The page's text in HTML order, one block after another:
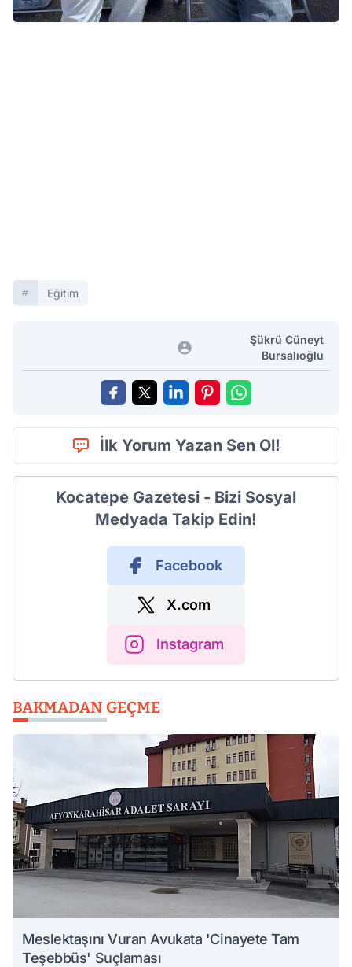
Eğitim
Şükrü Cüneyt
Bursalıoğlu
İlk Yorum Yazan Sen Ol!
Kocatepe Gazetesi - Bizi Sosyal
Medyada Takip Edin!
Facebook
X.com
Instagram
BAKMADAN GEÇME
Meslektaşını Vuran Avukata 'Cinayete Tam
Teşebbüs' Suçlaması